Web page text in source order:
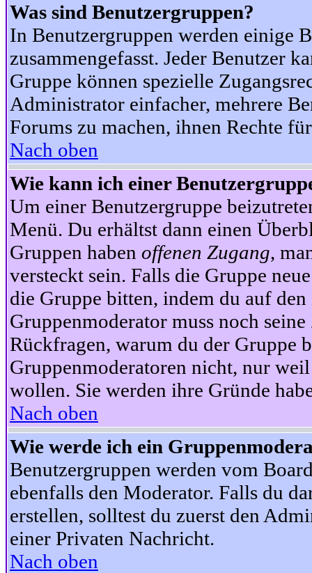
Was sind Benutzergruppen?
In Benutzergruppen werden einige
zusammengefasst. Jeder Benutzer
Gruppe können spezielle
Administrator einfacher, mehrere
Forums zu machen, ihnen Rechte
Nach oben
Wie kann ich einer
Um einer Benutzergruppe
Menü. Du erhältst dann einen
Gruppen haben offenen Zugang,
versteckt sein. Falls die Gruppe
die Gruppe bitten, indem du auf
Gruppenmoderator muss noch
Rückfragen, warum du der Gruppe
Gruppenmoderatoren nicht, nur
wollen. Sie werden ihre Gründe
Nach oben
Wie werde ich ein
Benutzergruppen werden vom
ebenfalls den Moderator. Falls du
erstellen, solltest du zuerst den
einer Privaten Nachricht.
Nach oben